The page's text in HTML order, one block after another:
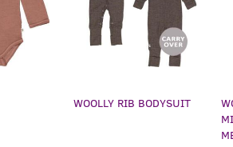
WOOLLY RIB BODYSUIT